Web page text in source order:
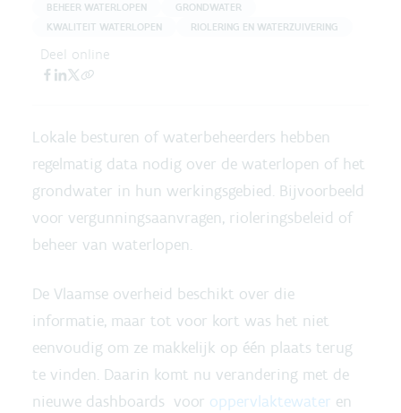
BEHEER WATERLOPEN
GRONDWATER
KWALITEIT WATERLOPEN
RIOLERING EN WATERZUIVERING
Deel online
Lokale besturen of waterbeheerders hebben
regelmatig data nodig over de waterlopen of het
grondwater in hun werkingsgebied. Bijvoorbeeld
voor vergunningsaanvragen, rioleringsbeleid of
beheer van waterlopen.
De Vlaamse overheid beschikt over die
informatie, maar tot voor kort was het niet
eenvoudig om ze makkelijk op één plaats terug
te vinden. Daarin komt nu verandering met de
nieuwe dashboards voor oppervlaktewater en